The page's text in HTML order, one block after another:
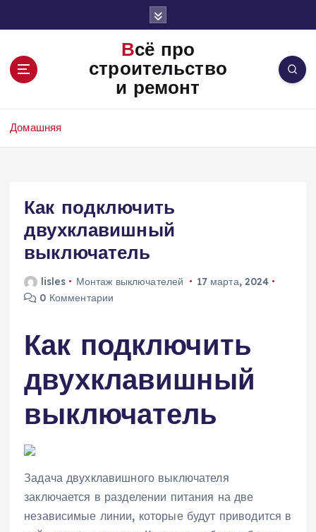
Всё про
строительство
и ремонт
Домашняя
Как подключить
двухклавишный
выключатель
lisles Монтаж выключателей
17 марта, 2024
0 Комментарии
Как подключить
двухклавишный
выключатель
Задача двухклавишного выключателя
заключается в разделении питания на две
независимые линии, которые будут приводится в